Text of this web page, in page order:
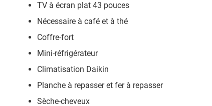
TV à écran plat 43 pouces
Nécessaire à café et à thé
Coffre-fort
Mini-réfrigérateur
Climatisation Daikin
Planche à repasser et fer à repasser
Sèche-cheveux